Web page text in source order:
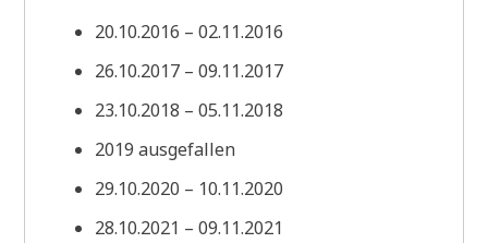
20.10.2016 – 02.11.2016
26.10.2017 – 09.11.2017
23.10.2018 – 05.11.2018
2019 ausgefallen
29.10.2020 – 10.11.2020
28.10.2021 – 09.11.2021